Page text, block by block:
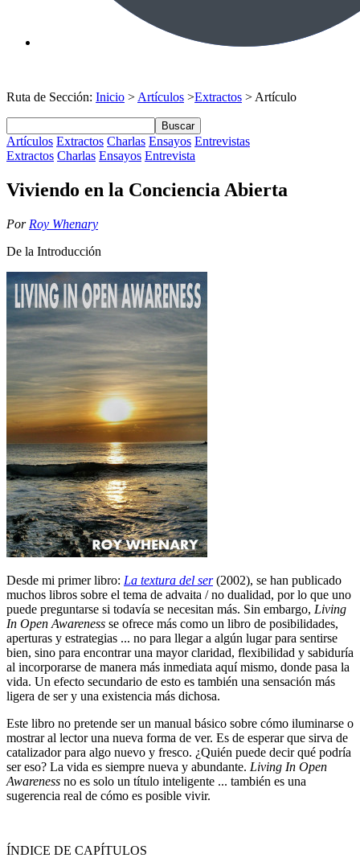
Ruta de Sección: Inicio > Artículos >Extractos > Artículo
Buscar
Artículos Extractos Charlas Ensayos Entrevistas
Extractos Charlas Ensayos Entrevista
Viviendo en la Conciencia Abierta
Por Roy Whenary
De la Introducción
Desde mi primer libro: La textura del ser(2002), se han publicado
muchos libros sobre el tema de advaita / no dualidad, por lo que uno
puede preguntarse si todavía se necesitan más. Sin embargo, Living
In Open Awareness se ofrece más como un libro de posibilidades,
aperturas y estrategias ... no para llegar a algún lugar para sentirse
bien, sino para encontrar una mayor claridad, flexibilidad y sabiduría
al incorporarse de manera más inmediata aquí mismo, donde pasa la
vida. Un efecto secundario de esto es también una sensación más
ligera de ser y una existencia más dichosa.
Este libro no pretende ser un manual básico sobre cómo iluminarse o
mostrar al lector una nueva forma de ver. Es de esperar que sirva de
catalizador para algo nuevo y fresco. ¿Quién puede decir qué podría
ser eso? La vida es siempre nueva y abundante. Living In Open
Awareness no es solo un título inteligente ... también es una
sugerencia real de cómo es posible vivir.
ÍNDICE DE CAPÍTULOS